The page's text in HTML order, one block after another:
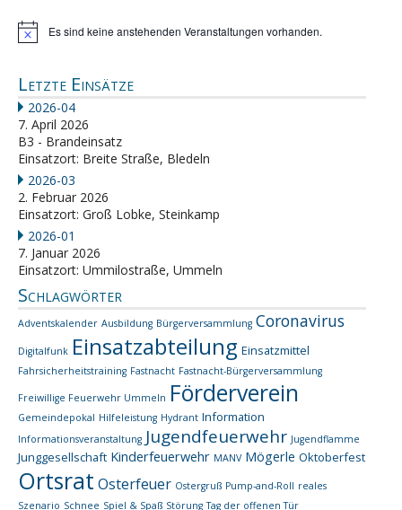
HinweisEs sind keine anstehenden Veranstaltungen vorhanden.
Letzte Einsätze
2026-04
7. April 2026
B3 - Brandeinsatz
Einsatzort: Breite Straße, Bledeln
2026-03
2. Februar 2026
Einsatzort: Groß Lobke, Steinkamp
2026-01
7. Januar 2026
Einsatzort: Ummilostraße, Ummeln
Schlagwörter
Adventskalender Ausbildung Bürgerversammlung Coronavirus
Digitalfunk Einsatzabteilung Einsatzmittel
Fahrsicherheitstraining Fastnacht Fastnacht-Bürgerversammlung
Freiwillige Feuerwehr Ummeln Förderverein
Gemeindepokal Hilfeleistung Hydrant Information
Informationsveranstaltung Jugendfeuerwehr Jugendflamme
Junggesellschaft Kinderfeuerwehr MANV Mögerle Oktoberfest
Ortsrat Osterfeuer Ostergruß Pump-and-Roll reales
Szenario Schnee Spiel & Spaß Störung Tag der offenen Tür